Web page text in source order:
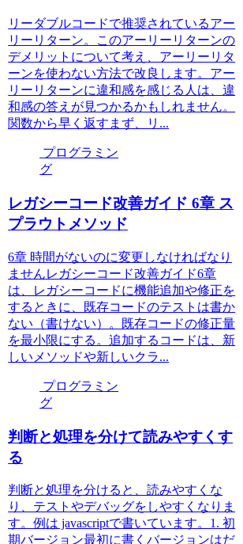
リーダブルコードで推奨されているアー
リーリターン。このアーリーリターンの
デメリットについて考え、アーリーリタ
ーンを使わない方法で改良します。アー
リーリターンに違和感を感じる人は、違
和感の答えが見つかるかもしれません。
関数から早く返すまず、リ...
プログラミン
グ
レガシーコード改善ガイド 6章 ス
プラウトメソッド
6章 時間がないのに変更しなければなり
ませんレガシーコード改善ガイド6章
は、レガシーコードに機能追加や修正を
するときに、既存コードのテストは書か
ない（書けない）。既存コードの修正量
を最小限にする。追加するコードは、新
しいメソッドや新しいクラ...
プログラミン
グ
判断と処理を分けて読みやすくす
る
判断と処理を分けると、読みやすくな
り、テストやデバッグをしやすくなりま
す。例は javascriptで書いています。1. 初
期バージョン最初に書くバージョンはだ